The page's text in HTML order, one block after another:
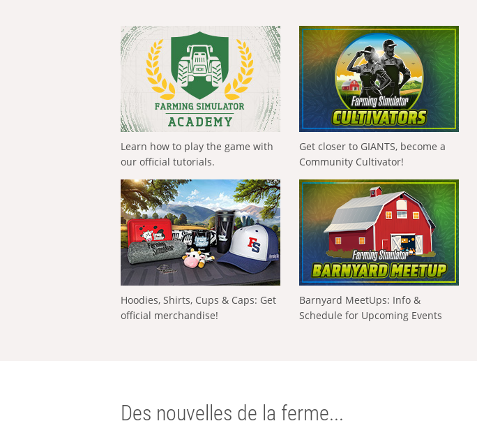
Learn how to play the game with
our official tutorials.
Get closer to GIANTS, become a
Community Cultivator!
Hoodies, Shirts, Cups & Caps: Get
official merchandise!
Barnyard MeetUps: Info &
Schedule for Upcoming Events
Des nouvelles de la ferme...